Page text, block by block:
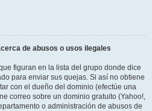
de abusos o usos ilegales
figuran en la lista del grupo donde dice
para enviar sus quejas. Si así no obtiene
con el dueño del dominio (efectúe una
correo sobre un dominio gratuito (Yahoo!,
o administración de abusos de